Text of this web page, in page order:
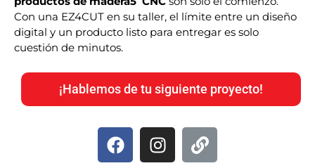
Con una EZ4CUT en su taller, el límite entre un diseño
digital y un producto listo para entregar es solo
cuestión de minutos.
¡Hablemos de tu siguiente proyecto!